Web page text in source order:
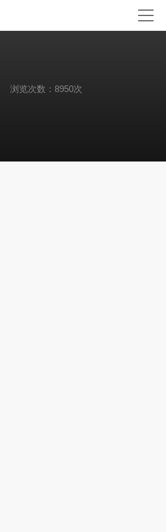
浏览次数：8950次